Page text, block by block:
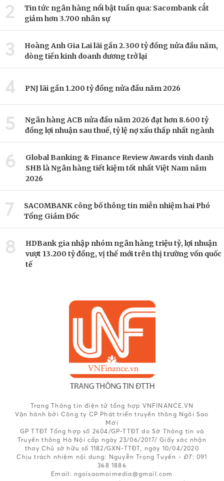
2
Tin tức ngân hàng nổi bật tuần qua: Sacombank cắt
giảm hơn 3.700 nhân sự
3
Hoàng Anh Gia Lai lãi gần 2.300 tỷ đồng nửa đầu năm,
dòng tiền kinh doanh dương trở lại
4 PNJ lãi gần 1.200 tỷ đồng nửa đầu năm 2026
5
Ngân hàng ACB nửa đầu năm 2026 đạt hơn 8.600 tỷ
đồng lợi nhuận sau thuế, tỷ lệ nợ xấu thấp nhất ngành
6
Global Banking & Finance Review Awards vinh danh
SHB là Ngân hàng tiết kiệm tốt nhất Việt Nam năm
2026
7
SACOMBANK công bố thông tin miễn nhiệm hai Phó
Tổng Giám Đốc
8
HDBank gia nhập nhóm ngân hàng triệu tỷ, lợi nhuận
vượt 13.200 tỷ đồng, vị thế mới trên thị trường vốn quốc
tế
Trang Thông tin điện tử tổng hợp VNFINANCE.VN
Vận hành bởi Công ty CP Phát triển truyền thông Ngôi Sao
Mới
GP TTĐT Tổng hợp số 2604/GP-TTĐT do Sở Thông tin và
Truyền thông Hà Nội cấp ngày 23/06/2017/ Giấy xác nhận
thay Chủ sở hữu số 1182/GXN-TTĐT, ngày 10/04/2020
Chịu trách nhiệm nội dung: Nguyễn Trọng Tuyến - ĐT: 091
368 1886
Email: ngoisaomoimedia@gmail.com